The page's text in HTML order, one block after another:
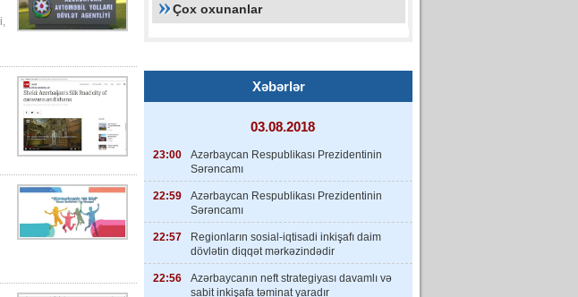
Çox oxunanlar
Xəbərlər
03.08.2018
23:00
Azərbaycan Respublikası Prezidentinin
Sərəncamı
22:59
Azərbaycan Respublikası Prezidentinin
Sərəncamı
22:57
Regionların sosial-iqtisadi inkişafı daim
dövlətin diqqət mərkəzindədir
22:56
Azərbaycanın neft strategiyası davamlı və
sabit inkişafa təminat yaradır